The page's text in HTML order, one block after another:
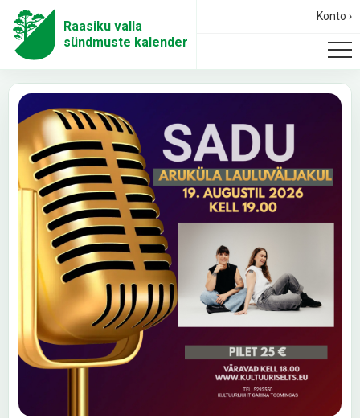
Raasiku valla
sündmuste kalender
Konto ›